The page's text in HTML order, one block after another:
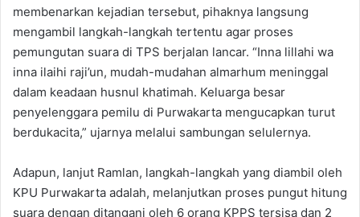
membenarkan kejadian tersebut, pihaknya langsung
mengambil langkah-langkah tertentu agar proses
pemungutan suara di TPS berjalan lancar. “Inna lillahi wa
inna ilaihi raji’un, mudah-mudahan almarhum meninggal
dalam keadaan husnul khatimah. Keluarga besar
penyelenggara pemilu di Purwakarta mengucapkan turut
berdukacita,” ujarnya melalui sambungan selulernya.
Adapun, lanjut Ramlan, langkah-langkah yang diambil oleh
KPU Purwakarta adalah, melanjutkan proses pungut hitung
suara dengan ditangani oleh 6 orang KPPS tersisa dan 2